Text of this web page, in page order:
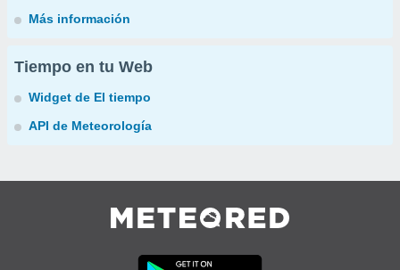
Más información
Tiempo en tu Web
Widget de El tiempo
API de Meteorología